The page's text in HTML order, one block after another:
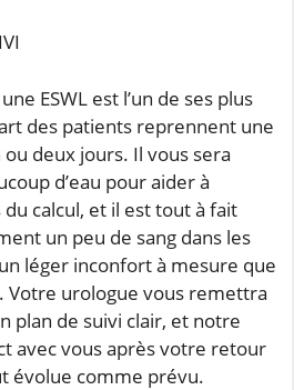
ESWL est l’un de ses plus
des patients reprennent une
deux jours. Il vous sera
d’eau pour aider à
calcul, et il est tout à fait
un peu de sang dans les
léger inconfort à mesure que
Votre urologue vous remettra
plan de suivi clair, et notre
avec vous après votre retour
évolue comme prévu.